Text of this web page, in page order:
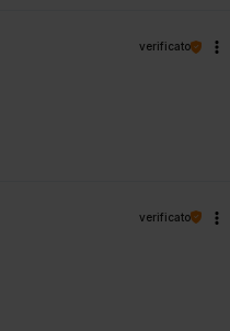
verificato
verificato